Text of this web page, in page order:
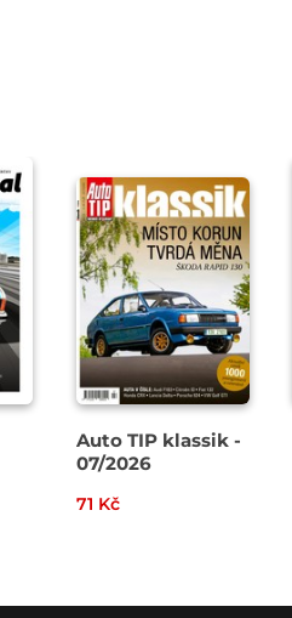
Auto TIP klassik -
07/2026
71 Kč